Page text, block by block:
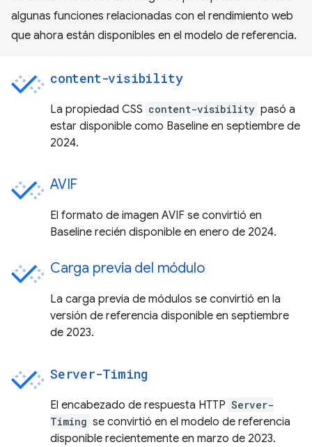
algunas funciones relacionadas con el rendimiento web
que ahora están disponibles en el modelo de referencia.
content-visibility
La propiedad CSS content-visibility pasó a
estar disponible como Baseline en septiembre de
2024.
AVIF
El formato de imagen AVIF se convirtió en
Baseline recién disponible en enero de 2024.
Carga previa del módulo
La carga previa de módulos se convirtió en la
versión de referencia disponible en septiembre
de 2023.
Server-Timing
El encabezado de respuesta HTTP Server-
Timing se convirtió en el modelo de referencia
disponible recientemente en marzo de 2023.